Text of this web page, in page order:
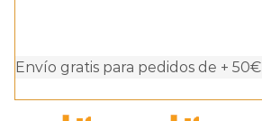
Envío gratis para pedidos de + 50€